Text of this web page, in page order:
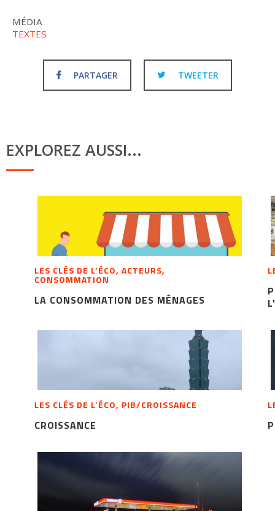
MÉDIA
TEXTES
PARTAGER TWEETER
EXPLOREZ AUSSI...
LES CLÉS DE L’ÉCO, ACTEURS,
CONSOMMATION
LA CONSOMMATION DES MÉNAGES
LES CLÉS DE L’ÉCO, PIB/CROISSANCE
CROISSANCE